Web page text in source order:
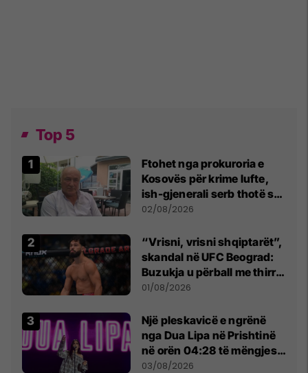
Top 5
Ftohet nga prokuroria e
Kosovës për krime lufte,
ish-gjenerali serb thotë se
dikush e tradhtoi në
02/08/2026
“Vrisni, vrisni shqiptarët”,
skandal në UFC Beograd:
Buzukja u përball me thirrje
anti-shqiptare nga
01/08/2026
Një pleskavicë e ngrënë
nga Dua Lipa në Prishtinë
në orën 04:28 të mëngjesit
- dhe bota digjitale serbe
03/08/2026